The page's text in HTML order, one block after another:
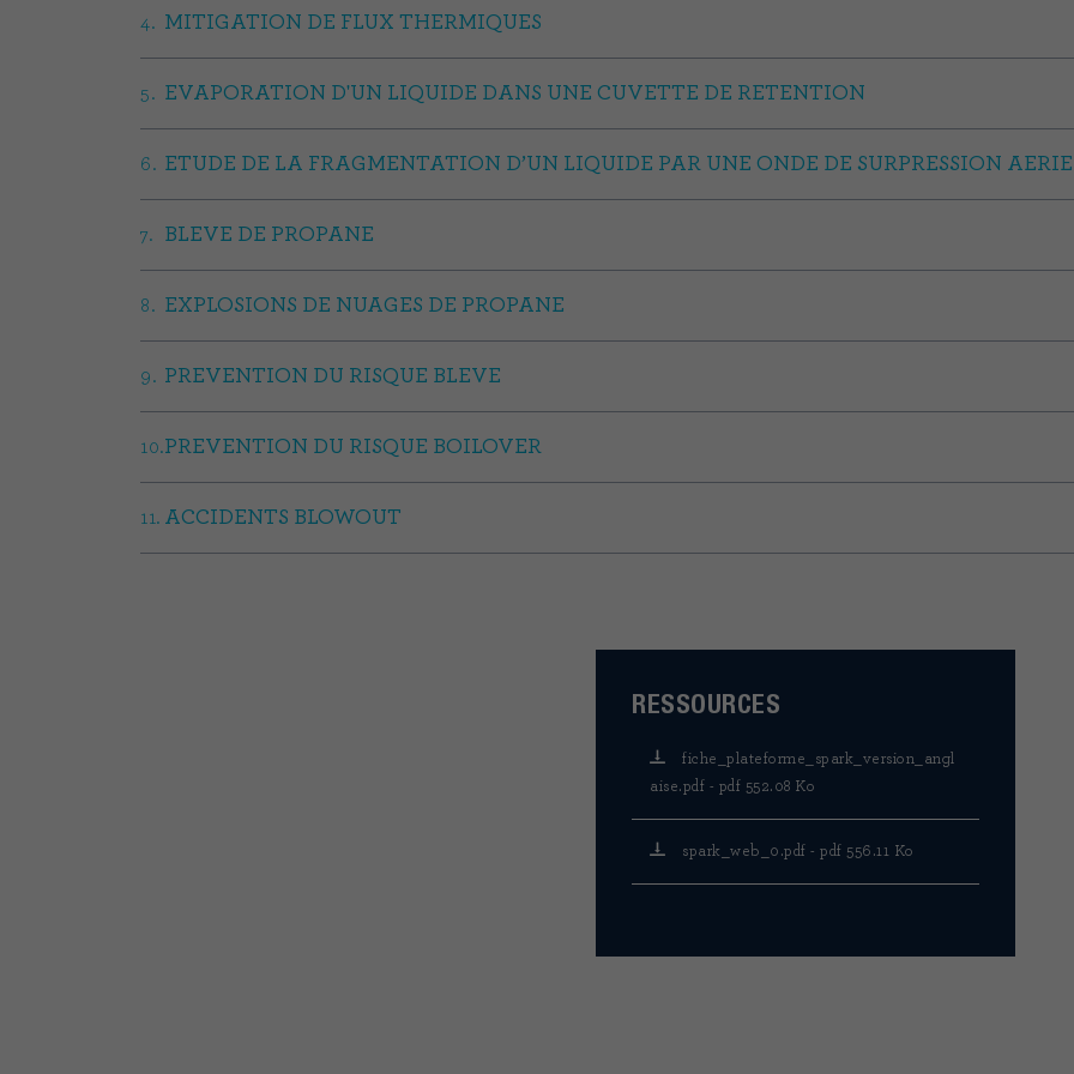
MITIGATION DE FLUX THERMIQUES
EVAPORATION D'UN LIQUIDE DANS UNE CUVETTE DE RETENTION
ETUDE DE LA FRAGMENTATION D’UN LIQUIDE PAR UNE ONDE DE SURPRESSION
BLEVE DE PROPANE
EXPLOSIONS DE NUAGES DE PROPANE
PREVENTION DU RISQUE BLEVE
PREVENTION DU RISQUE BOILOVER
ACCIDENTS BLOWOUT
RESSOURCES
fiche_plateforme_spark_version_angl
aise.pdf - pdf 552.08 Ko
spark_web_0.pdf - pdf 556.11 Ko